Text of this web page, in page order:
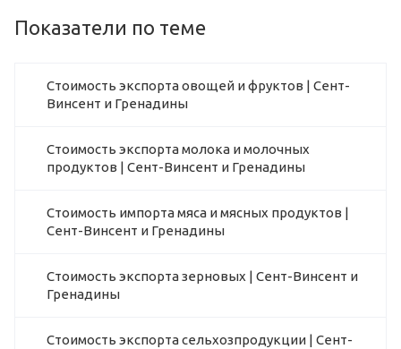
Показатели по теме
Стоимость экспорта овощей и фруктов | Сент-
Винсент и Гренадины
Стоимость экспорта молока и молочных
продуктов | Сент-Винсент и Гренадины
Стоимость импорта мяса и мясных продуктов |
Сент-Винсент и Гренадины
Стоимость экспорта зерновых | Сент-Винсент и
Гренадины
Стоимость экспорта сельхозпродукции | Сент-